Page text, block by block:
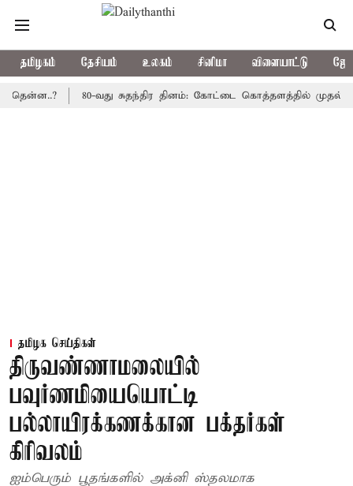
தமிழகம் தேசியம் உலகம் சினிமா விளையாட்டு
80-வது சுதந்திர தினம்: கோட்டை கொத்தளத்தில் முதல்
தமிழக செய்திகள்
திருவண்ணாமலையில்
பவுர்ணமியையொட்டி
பல்லாயிரக்கணக்கான பக்தர்கள்
கிரிவலம்
ஐம்பெரும் பூதங்களில் அக்னி ஸ்தலமாக